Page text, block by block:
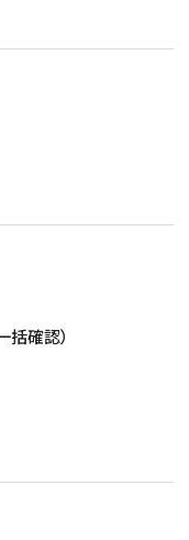
括確認）